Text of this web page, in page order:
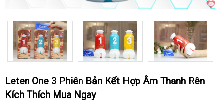
Leten One 3 Phiên Bản Kết Hợp Âm Thanh Rên
Kích Thích Mua Ngay